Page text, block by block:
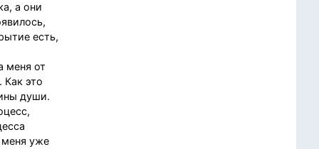
а они
есть,
меня от
Как это
души.
меня уже